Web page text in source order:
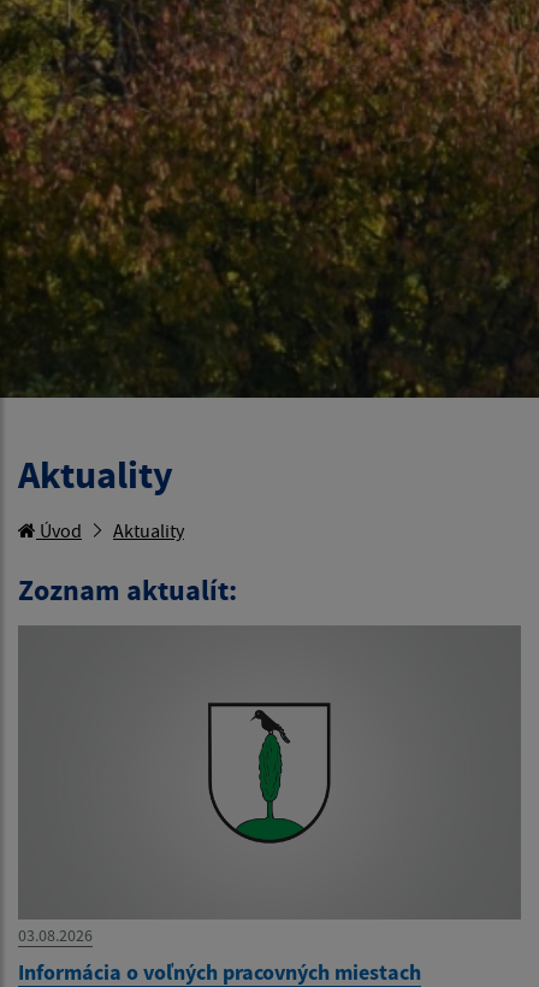
Aktuality
Úvod Aktuality
Zoznam aktualít:
03.08.2026
Informácia o voľných pracovných miestach